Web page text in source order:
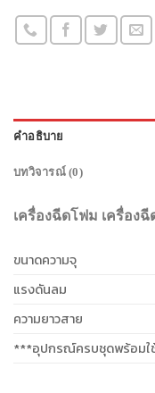
คำอธิบาย
บทวิจารณ์ (0)
เครื่องฉีดโฟม เครื่อง
ขนาดความจุ
แรงดันลม
ความยาวสาย
***อุปกรณ์ครบชุดพร้อมใ